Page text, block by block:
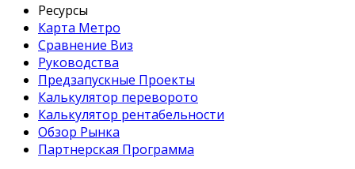
Ресурсы
Карта Метро
Сравнение Виз
Руководства
Предзапускные Проекты
Калькулятор переворото
Калькулятор рентабельности
Обзор Рынка
Партнерская Программа